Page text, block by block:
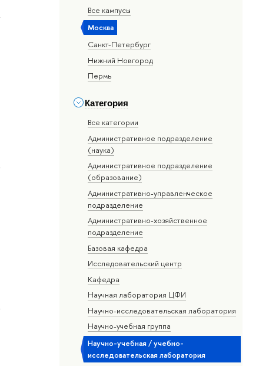
Все кампусы
Москва
Санкт-Петербург
Нижний Новгород
Пермь
Категория
Все категории
Административное подразделение
(наука)
Административное подразделение
(образование)
Административно-управленческое
подразделение
Административно-хозяйственное
подразделение
Базовая кафедра
Исследовательский центр
Кафедра
Научная лаборатория ЦФИ
Научно-исследовательская лаборатория
Научно-учебная группа
Научно-учебная / учебно-
исследовательская лаборатория